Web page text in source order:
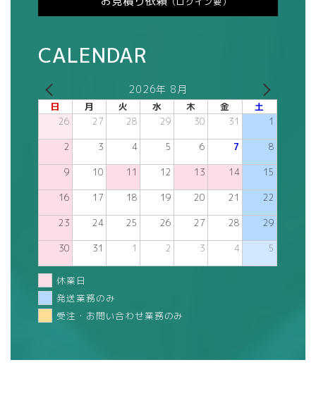
CALENDAR
2026年 8月
日 月 火 水 木 金 土
26 27 28 29 30 31 1
2 3 4 5 6 7 8
9 10 11 12 13 14 15
16 17 18 19 20 21 22
23 24 25 26 27 28 29
30 31 1 2 3 4 5
休業日
発送業務のみ
受注・お問い合わせ業務のみ